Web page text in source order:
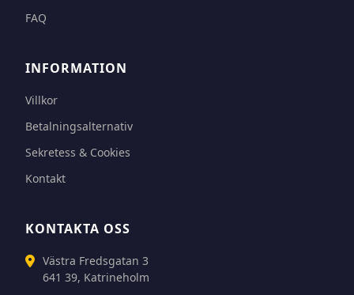
FAQ
INFORMATION
Villkor
Betalningsalternativ
Sekretess & Cookies
Kontakt
KONTAKTA OSS
Västra Fredsgatan 3
641 39, Katrineholm